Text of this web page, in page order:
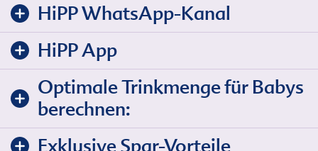
HiPP WhatsApp-Kanal
HiPP App
Optimale Trinkmenge für Babys
berechnen:
Exklusive Spar-Vorteile